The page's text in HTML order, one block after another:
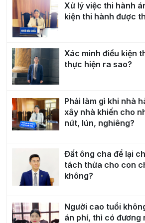
Xử lý việc thi hành
kiện thi hành được
Xác minh điều kiện
thực hiện ra sao?
Phải làm gì khi nhà
xây nhà khiến cho
nứt, lún, nghiêng?
Đất ông cha để lại
tách thửa cho con
không?
Người cao tuổi
án phí, thì có đương